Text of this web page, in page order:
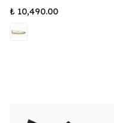
₺ 10,490.00